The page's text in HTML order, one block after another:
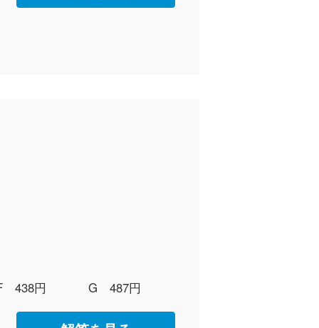
438円 G 487円